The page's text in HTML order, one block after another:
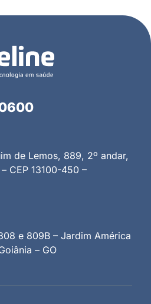
de Lemos, 889, 2º andar,
CEP 13100-450 –
e 809B – Jardim América
– GO